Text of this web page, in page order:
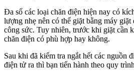
Đa số các loại chăn điện hiện nay có
lượng nhẹ nên có thể giặt bằng máy
công sức. Tuy nhiên, trước khi giặt cần
chăn điện có phù hợp hay không.
Sau khi đã kiểm tra ngắt hết các nguồn
điện tử ra thì bạn tiến hành theo quy